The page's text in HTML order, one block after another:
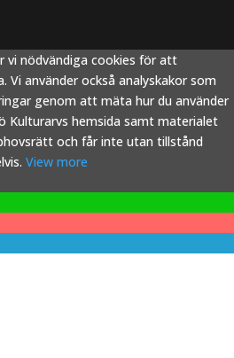
vi nödvändiga cookies för att
Vi använder också analyskakor som
genom att mäta hur du använder
Kulturarvs hemsida samt materialet
och får inte utan tillstånd
View more